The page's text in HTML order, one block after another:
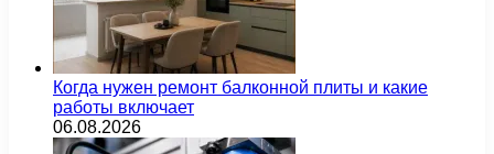
Когда нужен ремонт балконной плиты и какие
работы включает
06.08.2026